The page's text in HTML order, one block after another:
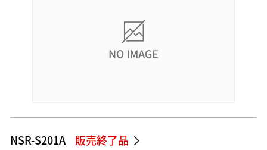
NSR-S201A 販売終了品